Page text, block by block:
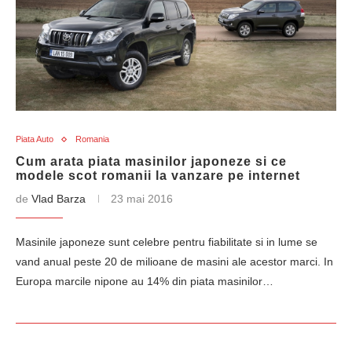
Piata Auto Romania
Cum arata piata masinilor japoneze si ce
modele scot romanii la vanzare pe internet
de Vlad Barza 23 mai 2016
Masinile japoneze sunt celebre pentru fiabilitate si in lume se
vand anual peste 20 de milioane de masini ale acestor marci. In
Europa marcile nipone au 14% din piata masinilor…